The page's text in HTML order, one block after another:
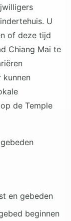
U
of deze tijd
Chiang Mai te
kunnen
de Temple
en gebeden
beginnen